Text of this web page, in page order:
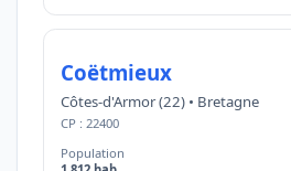
Coëtmieux
Côtes-d'Armor (22) • Bretagne
CP : 22400
Population